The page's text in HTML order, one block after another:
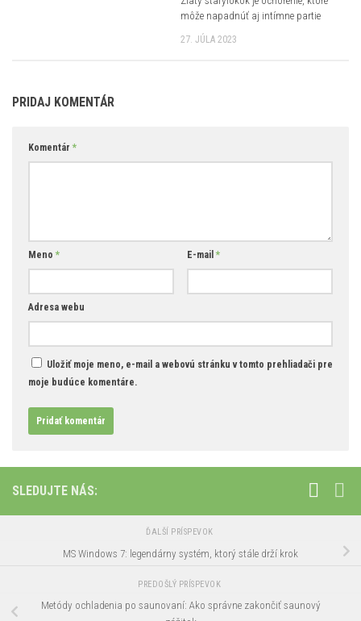
môže napadnúť aj intímne partie
27. JÚLA 2023
PRIDAJ KOMENTÁR
Komentár *
Meno * E-mail *
Adresa webu
Uložiť moje meno, e-mail a webovú stránku v tomto prehliadači pre
moje budúce komentáre.
SLEDUJTE NÁS:
ĎALŠÍ PRÍSPEVOK
MS Windows 7: legendárny systém, ktorý stále drží krok
PREDOŠLÝ PRÍSPEVOK
Metódy ochladenia po saunovaní: Ako správne zakončiť saunový